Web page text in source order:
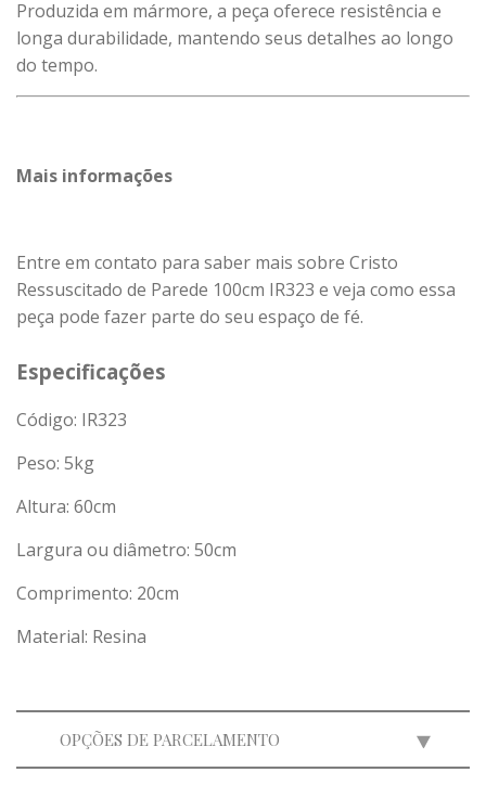
Produzida em mármore, a peça oferece resistência e
longa durabilidade, mantendo seus detalhes ao longo
do tempo.
Mais informações
Entre em contato para saber mais sobre Cristo
Ressuscitado de Parede 100cm IR323 e veja como essa
peça pode fazer parte do seu espaço de fé.
Especificações
Código: IR323
Peso: 5kg
Altura: 60cm
Largura ou diâmetro: 50cm
Comprimento: 20cm
Material: Resina
OPÇÕES DE PARCELAMENTO